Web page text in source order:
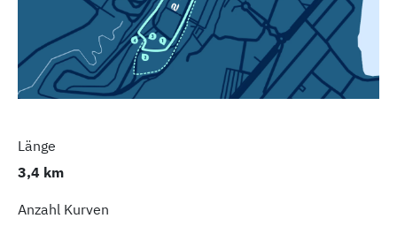
Länge
3,4 km
Anzahl Kurven